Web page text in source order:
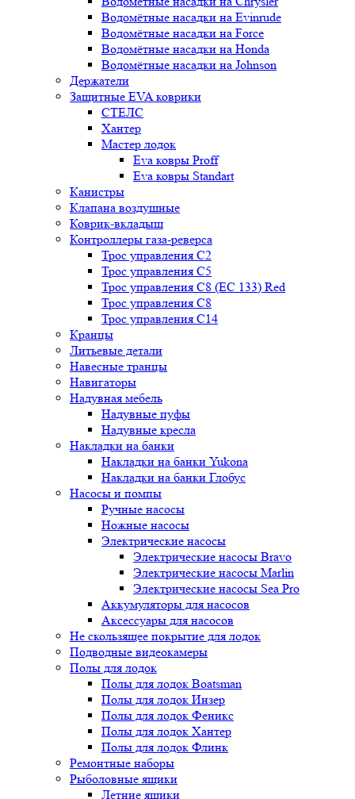
Водомётные насадки на Evinrude
Водомётные насадки на Force
Водомётные насадки на Honda
Водомётные насадки на Johnson
Держатели
Защитные EVA коврики
СТЕЛС
Хантер
Мастер лодок
Eva ковры Proff
Eva ковры Standart
Канистры
Клапана воздушные
Коврик-вкладыш
Контроллеры газа-реверса
Трос управления C2
Трос управления C5
Трос управления C8 (ЕС 133) Red
Трос управления C8
Трос управления C14
Кранцы
Литьевые детали
Навесные транцы
Навигаторы
Надувная мебель
Надувные пуфы
Надувные кресла
Накладки на банки
Накладки на банки Yukona
Накладки на банки Глобус
Насосы и помпы
Ручные насосы
Ножные насосы
Электрические насосы
Электрические насосы Bravo
Электрические насосы Marlin
Электрические насосы Sea Pro
Аккумуляторы для насосов
Аксессуары для насосов
Не скользящее покрытие для лодок
Подводные видеокамеры
Полы для лодок
Полы для лодок Boatsman
Полы для лодок Инзер
Полы для лодок Феникс
Полы для лодок Хантер
Полы для лодок Флинк
Ремонтные наборы
Рыболовные ящики
Летние ящики